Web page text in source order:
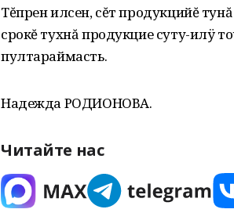
Тĕпрен илсен, сĕт продукцийĕ
срокĕ тухнă продукцие суту-илÿ
пултараймасть.
Надежда РОДИОНОВА.
Читайте нас